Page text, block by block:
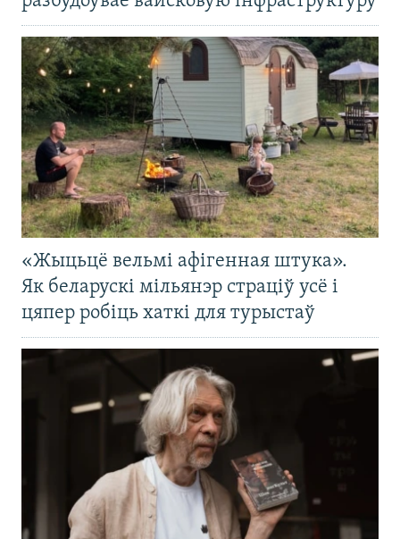
«Жыцьцё вельмі афігенная штука».
Як беларускі мільянэр страціў усё і
цяпер робіць хаткі для турыстаў